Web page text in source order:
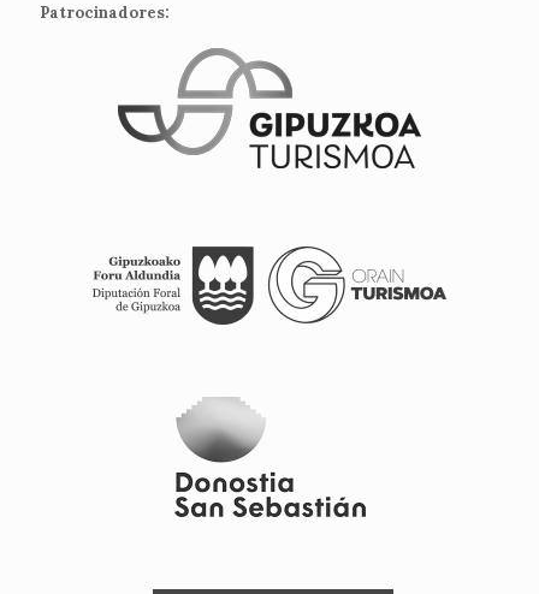
Patrocinadores: